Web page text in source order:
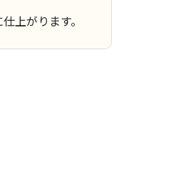
上がります。